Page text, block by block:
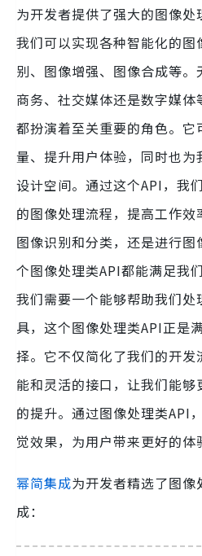
为开发者提供了强大的图像处
我们可以实现各种智能化的图
别、图像增强、图像合成等
商务、社交媒体还是数字媒
都扮演着至关重要的角色。
量、提升用户体验，同时也
设计空间。通过这个API，我
的图像处理流程，提高工作
图像识别和分类，还是进行
个图像处理类API都能满足我
我们需要一个能够帮助我们处
具，这个图像处理类API正是
择。它不仅简化了我们的开
能和灵活的接口，让我们能
的提升。通过图像处理类API
觉效果，为用户带来更好的体
幂简集成为开发者精选了图
成：